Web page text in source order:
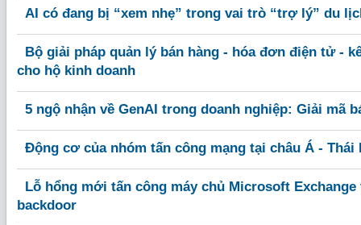
AI có đang bị “xem nhẹ” trong vai trò “trợ lý” du
Bộ giải pháp quản lý bán hàng - hóa đơn điện tử -
cho hộ kinh doanh
5 ngộ nhận về GenAI trong doanh nghiệp: Giải mã
Động cơ của nhóm tấn công mạng tại châu Á -
Lỗ hổng mới tấn công máy chủ Microsoft Exchange
backdoor